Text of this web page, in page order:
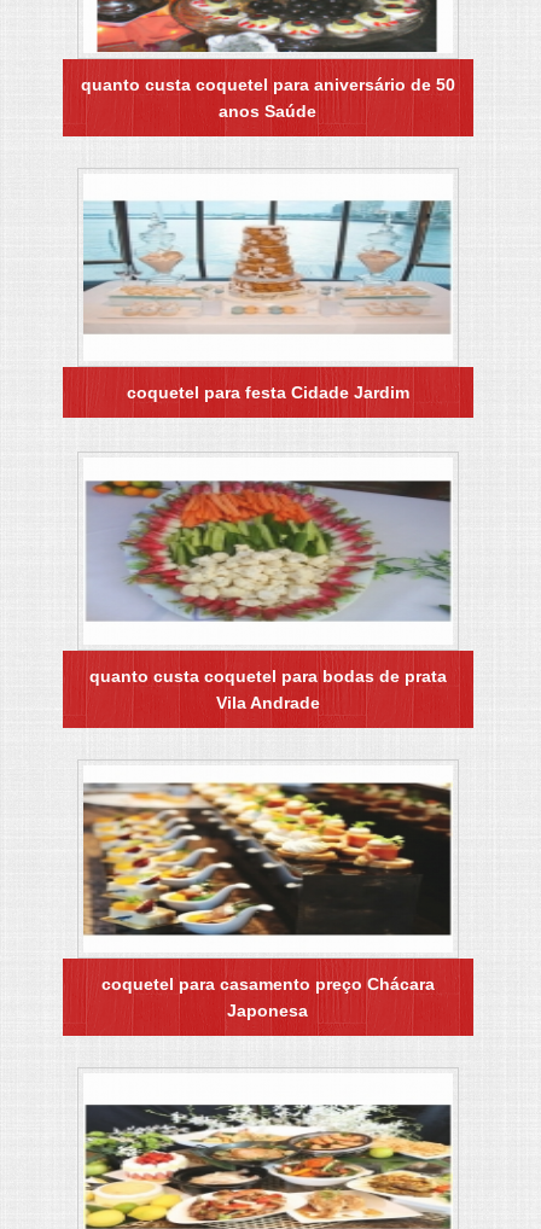
quanto custa coquetel para aniversário de 50
anos Saúde
coquetel para festa Cidade Jardim
quanto custa coquetel para bodas de prata
Vila Andrade
coquetel para casamento preço Chácara
Japonesa